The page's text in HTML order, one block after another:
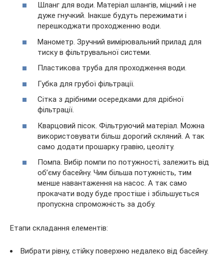
Шланг для води. Матеріал шлангів, міцний і не
дуже гнучкий. Інакше будуть пережимати і
перешкоджати проходженню води.
Манометр. Зручний вимірювальний прилад для
тиску в фільтрувальної системи.
Пластикова труба для проходження води.
Губка для грубої фільтрації.
Сітка з дрібними осередками для дрібної
фільтрації.
Кварцовий пісок. Фільтруючий матеріал. Можна
використовувати більш дорогий скляний. А так
само додати прошарку гравію, цеоліту.
Помпа. Вибір помпи по потужності, залежить від
об’єму басейну. Чим більша потужність, тим
менше навантаження на насос. А так само
прокачати воду буде простіше і збільшується
пропускна спроможність за добу.
Етапи складання елементів:
Вибрати рівну, стійку поверхню недалеко від басейну.